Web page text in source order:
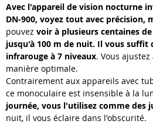
Avec l'appareil de vision nocturne
DN-900, voyez tout avec précision,
pouvez voir à plusieurs centaines
jusqu'à 100 m de nuit. Il vous suffit
infrarouge à 7 niveaux. Vous
manière optimale.
Contrairement aux appareils avec
ce monoculaire est insensible à la
journée, vous l'utilisez comme des
nuit, il vous éclaire dans l'obscurité.